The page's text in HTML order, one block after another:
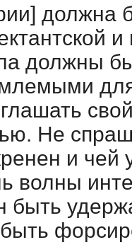
должна
должны
Не
и
волны
быть